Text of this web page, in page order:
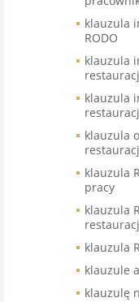
klauzula
RODO
klauzula
klauzula
klauzula
klauzula
pracy
klauzula
klauzula
klauzule
klauzulę